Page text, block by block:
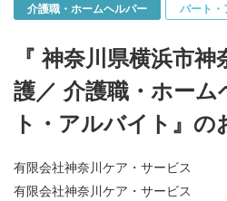
介護職・ホームヘルパー パート・
『 神奈川県横浜市
護／ 介護職・ホーム
ト・アルバイト』の
有限会社神奈川ケア・サービス
有限会社神奈川ケア・サービス